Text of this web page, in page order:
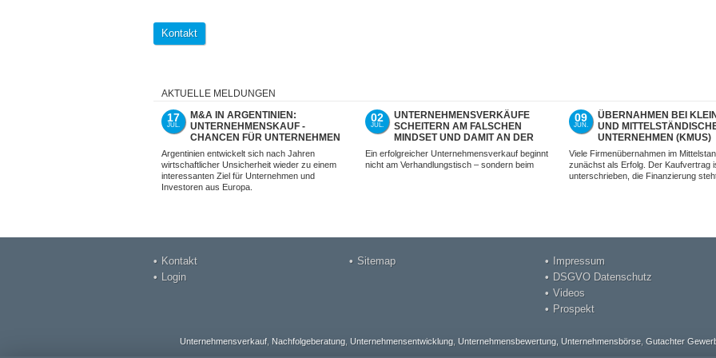
Kontakt
AKTUELLE MELDUNGEN
17
JUL.
M&A IN ARGENTINIEN:
UNTERNEHMENSKAUF -
CHANCEN FÜR UNTERNEHMEN
UND INVESTOREN AUS EUROPA
Argentinien entwickelt sich nach Jahren
wirtschaftlicher Unsicherheit wieder zu einem
interessanten Ziel für Unternehmen und
Investoren aus Europa.
02
JUL.
UNTERNEHMENSVERKÄUFE
SCHEITERN AM FALSCHEN
MINDSET UND DAMIT AN DER
FALSCHEN VORBEREITUNG –
NICHT MIT UNS.
Ein erfolgreicher Unternehmensverkauf beginnt
nicht am Verhandlungstisch – sondern beim
09
JUN.
ÜBERNAHMEN BEI
UND
UNTERNEHMEN (KMUS)
SCHEITERN OFT ERST
SPÄTER
Viele Firmenübernahmen im
zunächst als Erfolg. Der Kaufvertrag
unterschrieben, die Finanzierung
Kontakt
Login
Sitemap
Impressum
DSGVO Datenschutz
Videos
Prospekt
Unternehmensverkauf, Nachfolgeberatung, Unternehmensentwicklung, Unternehmensbewertung, Unternehmensbörse, Gutachter